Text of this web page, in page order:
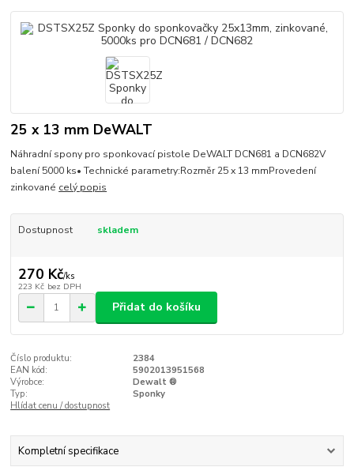
25 x 13 mm DeWALT
Náhradní spony pro sponkovací pistole DeWALT DCN681 a DCN682V
balení 5000 ks• Technické parametry:Rozměr 25 x 13 mmProvedení
zinkované celý popis
Dostupnost skladem
270 Kč/ks
223 Kč bez DPH
Přidat do košíku
Číslo produktu:
2384
EAN kód:
5902013951568
Výrobce:
Dewalt ®
Typ:
Sponky
Hlídat cenu / dostupnost
Kompletní specifikace